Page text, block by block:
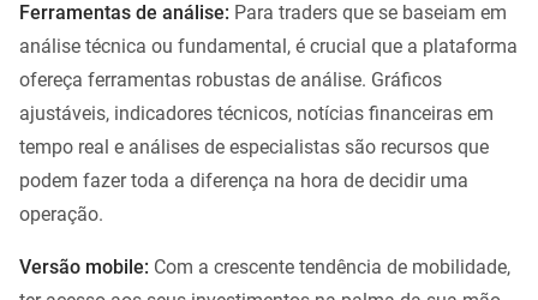
Ferramentas de análise: Para traders que se baseiam em
análise técnica ou fundamental, é crucial que a plataforma
ofereça ferramentas robustas de análise. Gráficos
ajustáveis, indicadores técnicos, notícias financeiras em
tempo real e análises de especialistas são recursos que
podem fazer toda a diferença na hora de decidir uma
operação.
Versão mobile: Com a crescente tendência de mobilidade,